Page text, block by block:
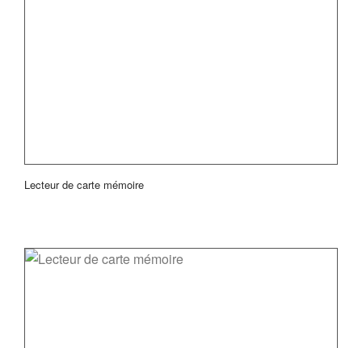
Lecteur de carte mémoire